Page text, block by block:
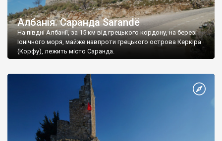
Албанія. Саранда Sarandë
На півдні Албанії, за 15 км від грецького кордону, на березі
Іонічного моря, майже навпроти грецького острова Керкіра
(Корфу), лежить місто Саранда.